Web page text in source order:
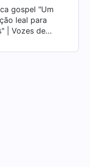
"Somente
noções
a trilha
Deus (3)"
gospel "Um
leal para
| Vozes de